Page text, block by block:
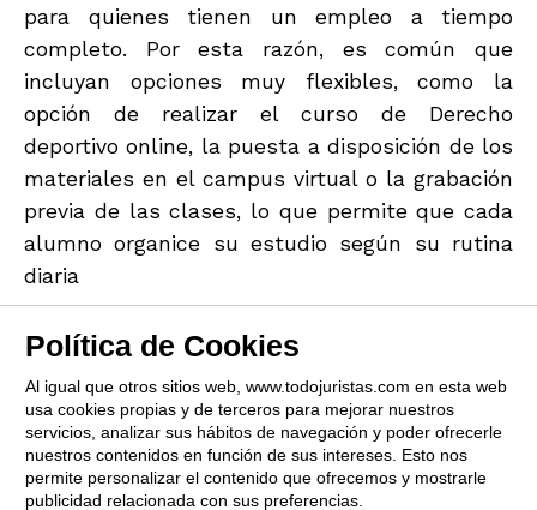
para quienes tienen un empleo a tiempo
completo. Por esta razón, es común que
incluyan opciones muy flexibles, como la
opción de realizar el curso de Derecho
deportivo online, la puesta a disposición de los
materiales en el campus virtual o la grabación
previa de las clases, lo que permite que cada
alumno organice su estudio según su rutina
diaria
Política de Cookies
Al igual que otros sitios web, www.todojuristas.com en esta web
usa cookies propias y de terceros para mejorar nuestros
servicios, analizar sus hábitos de navegación y poder ofrecerle
nuestros contenidos en función de sus intereses. Esto nos
permite personalizar el contenido que ofrecemos y mostrarle
publicidad relacionada con sus preferencias.